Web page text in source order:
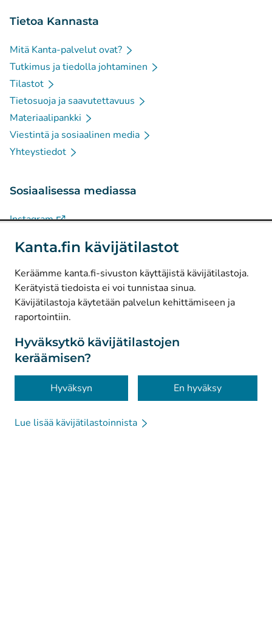
Kanta.fin kävijätilastot
Keräämme kanta.fi-sivuston käyttäjistä kävijätilastoja.
Kerätyistä tiedoista ei voi tunnistaa sinua.
Kävijätilastoja käytetään palvelun kehittämiseen ja
raportointiin.
Hyväksytkö kävijätilastojen
keräämisen?
Hyväksyn En hyväksy
Lue lisää kävijätilastoinnista
Tietoa Kannasta
Mitä Kanta-palvelut ovat?
Tutkimus ja tiedolla johtaminen
Tilastot
Tietosuoja ja saavutettavuus
Materiaalipankki
Viestintä ja sosiaalinen media
Yhteystiedot
Sosiaalisessa mediassa
Instagram(Avautuu uuteen välilehteen)
Facebook(Avautuu uuteen välilehteen)
© Kanta-Palvelut, Kansaneläkelaitos
Tietosuoja
Tietoa sivustosta
Saavutettavuus
Evästeet